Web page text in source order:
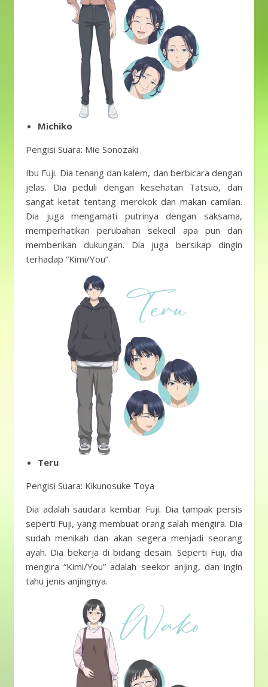
Michiko
Pengisi Suara: Mie Sonozaki
Ibu Fuji. Dia tenang dan kalem, dan berbicara dengan
jelas. Dia peduli dengan kesehatan Tatsuo, dan
sangat ketat tentang merokok dan makan camilan.
Dia juga mengamati putrinya dengan saksama,
memperhatikan perubahan sekecil apa pun dan
memberikan dukungan. Dia juga bersikap dingin
terhadap “Kimi/You”.
Teru
Pengisi Suara: Kikunosuke Toya
Dia adalah saudara kembar Fuji. Dia tampak persis
seperti Fuji, yang membuat orang salah mengira. Dia
sudah menikah dan akan segera menjadi seorang
ayah. Dia bekerja di bidang desain. Seperti Fuji, dia
mengira “Kimi/You” adalah seekor anjing, dan ingin
tahu jenis anjingnya.